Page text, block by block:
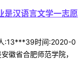
是汉语言文学一志愿
:13***39时间:2020-0
徽省合肥师范学院，